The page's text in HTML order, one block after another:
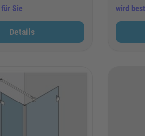
Sie
Details
wird